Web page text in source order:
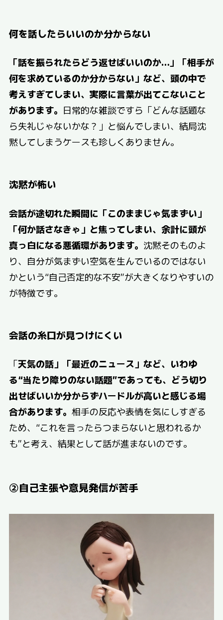
何を話したらいいのか分からない
「話を振られたらどう返せばいいのか…」「相手が
何を求めているのか分からない」など、頭の中で
考えすぎてしまい、実際に言葉が出てこないこと
があります。 日常的な雑談ですら「どんな話題な
ら失礼じゃないかな？」と悩んでしまい、結局沈
黙してしまうケースも珍しくありません。
沈黙が怖い
会話が途切れた瞬間に「このままじゃ気まずい」
「何か話さなきゃ」と焦ってしまい、余計に頭が
真っ白になる悪循環があります。 沈黙そのものよ
り、自分が気まずい空気を生んでいるのではない
かという“自己否定的な不安”が大きくなりやすいの
が特徴です。
会話の糸口が見つけにくい
「天気の話」「最近のニュース」など、いわゆ
る“当たり障りのない話題”であっても、どう切り
出せばいいか分からずハードルが高いと感じる場
合があります。 相手の反応や表情を気にしすぎる
ため、“これを言ったらつまらないと思われるか
も”と考え、結果として話が進まないのです。
②自己主張や意見発信が苦手